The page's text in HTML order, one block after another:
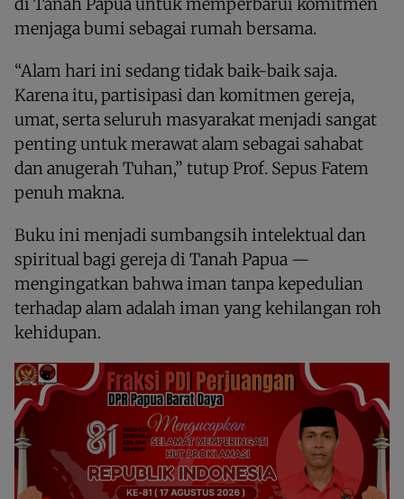
menjaga bumi sebagai rumah bersama.
“Alam hari ini sedang tidak baik-baik saja.
Karena itu, partisipasi dan komitmen gereja,
umat, serta seluruh masyarakat menjadi sangat
penting untuk merawat alam sebagai sahabat
dan anugerah Tuhan,” tutup Prof. Sepus Fatem
penuh makna.
Buku ini menjadi sumbangsih intelektual dan
spiritual bagi gereja di Tanah Papua —
mengingatkan bahwa iman tanpa kepedulian
terhadap alam adalah iman yang kehilangan roh
kehidupan.